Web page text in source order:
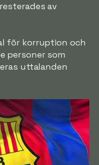
av
för korruption och
personer som
uttalanden